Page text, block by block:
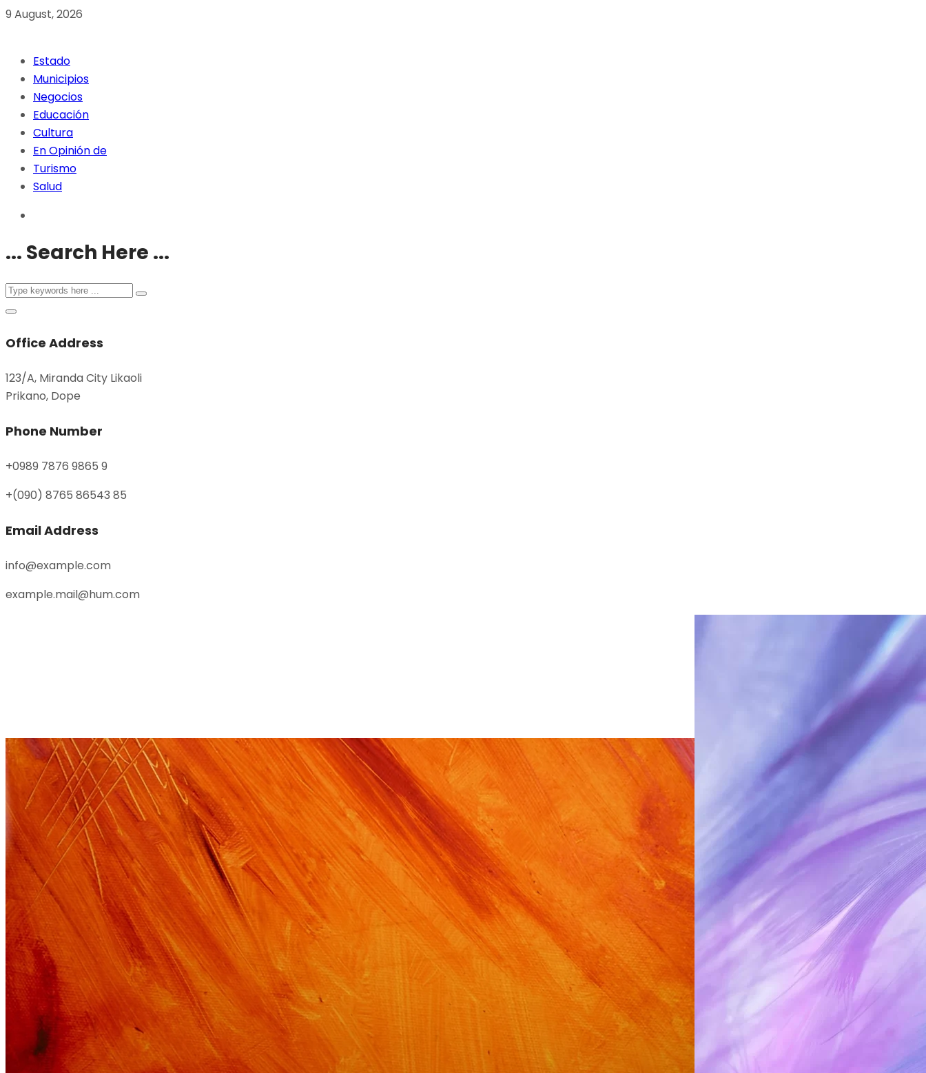
9 August, 2026
Estado
Municipios
Negocios
Educación
Cultura
En Opinión de
Turismo
Salud
... Search Here ...
Office Address
123/A, Miranda City Likaoli
Prikano, Dope
Phone Number
+0989 7876 9865 9
+(090) 8765 86543 85
Email Address
info@example.com
example.mail@hum.com